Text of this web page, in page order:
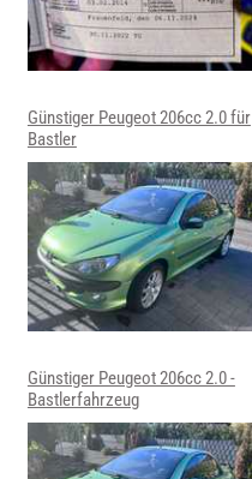
Günstiger Peugeot 206cc 2.0 für
Bastler
Günstiger Peugeot 206cc 2.0 -
Bastlerfahrzeug